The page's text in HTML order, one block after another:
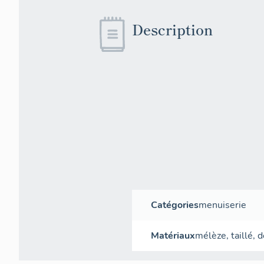
Description
Catégoriesmenuiserie
Matériauxmélèze, taillé,